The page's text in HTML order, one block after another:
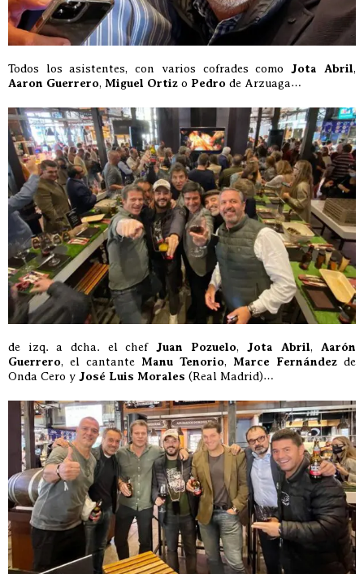
Todos los asistentes, con varios cofrades como Jota Abril,
Aaron Guerrero, Miguel Ortiz o Pedro de Arzuaga…
de izq. a dcha. el chef Juan Pozuelo, Jota Abril, Aarón
Guerrero, el cantante Manu Tenorio, Marce Fernández de
Onda Cero y José Luis Morales (Real Madrid)…